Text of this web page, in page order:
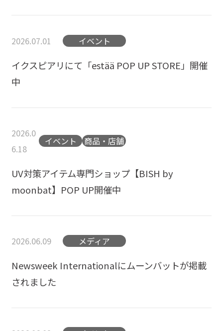
2026.07.01 イベント
イクスピアリにて「estää POP UP STORE」開催
中
2026.0
6.18
イベント 商品・店舗
UV対策アイテム専門ショップ【BISH by
moonbat】POP UP開催中
2026.06.09 メディア
Newsweek Internationalにムーンバットが掲載
されました